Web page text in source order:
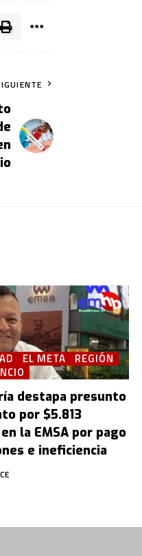
EL META
REGIÓN
destapa presunto
por $5.813
la EMSA por pago
e ineficiencia